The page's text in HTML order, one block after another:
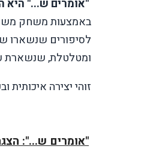
"אומרים ש..." היא
באמצעות משחק
לסיפורים שנשארו
ומטלטלת, שנשארת
זוהי יצירה
"אומרים ש...":